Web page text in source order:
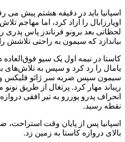
اسپانیا باید در دقیقه هشتم پیش می
اویارزابال را آزاد کرد، اما مهاجم
لحظاتی بعد برونو فرناندز پاس پدری
بیاندازد که سیمون به راحتی تلاشش
کاستا در نیمه اول یک سیو فوق‌العاده
یامال را رد کرد و سپس به تلاش‌های
سیمون سپس ضربه سر ژائو فلیکس و
ریباند مهار کرد. پرتغال از طریق
انحراف پدرو پوررو به تیر افقی
نقطه رسید.
اسپانیا پس از پایان وقت استراحت،
بالای دروازه کاستا به زمین زد.